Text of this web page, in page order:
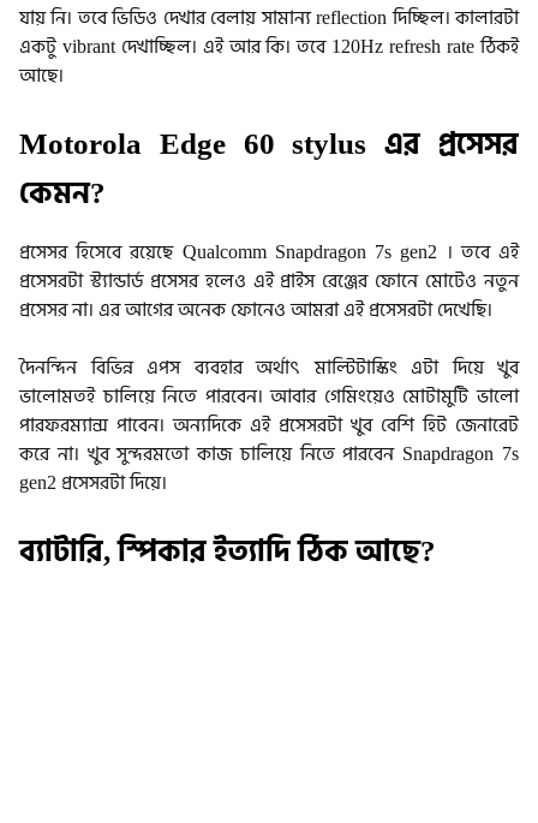
যায় নি।‌‌ তবে ভিডিও দেখার বেলায় সামান্য reflection দিচ্ছিল। কালারটা
একটু vibrant দেখাচ্ছিল। এই আর কি। তবে 120Hz refresh rate ঠিকই
আছে।
Motorola Edge 60 stylus এর প্রসেসর
কেমন?
প্রসেসর হিসেবে রয়েছে Qualcomm Snapdragon 7s gen2 । তবে এই
প্রসেসরটা স্ট্যান্ডার্ড প্রসেসর হলেও এই প্রাইস রেঞ্জের ফোনে মোটেও নতুন
প্রসেসর না। এর আগের অনেক ফোনেও আমরা এই প্রসেসরটা দেখেছি।
দৈনন্দিন বিভিন্ন এপস ব্যবহার অর্থাৎ মাল্টিটাস্কিং এটা দিয়ে খুব
ভালোমতই চালিয়ে নিতে পারবেন। আবার গেমিংয়েও মোটামুটি ভালো
পারফরম্যান্স পাবেন। অন্যদিকে এই প্রসেসরটা খুব বেশি হিট জেনারেট
করে না। খুব সুন্দরমতো কাজ চালিয়ে নিতে পারবেন Snapdragon 7s
gen2 প্রসেসরটা দিয়ে।
ব্যাটারি, স্পিকার‌ ইত্যাদি ঠিক আছে?